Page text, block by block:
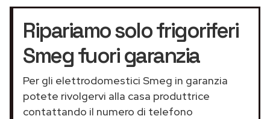
Ripariamo solo frigoriferi
Smeg fuori garanzia
Per gli elettrodomestici Smeg in garanzia
potete rivolgervi alla casa produttrice
contattando il numero di telefono